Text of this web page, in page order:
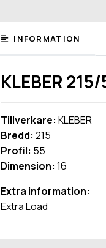
INFORMATION
KLEBER
Tillverkare: KLEBER
Bredd: 215
Profil: 55
Dimension: 16
Extra information:
Extra Load